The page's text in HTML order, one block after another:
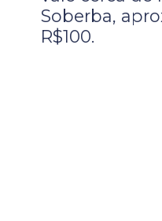
Soberba,
R$100.